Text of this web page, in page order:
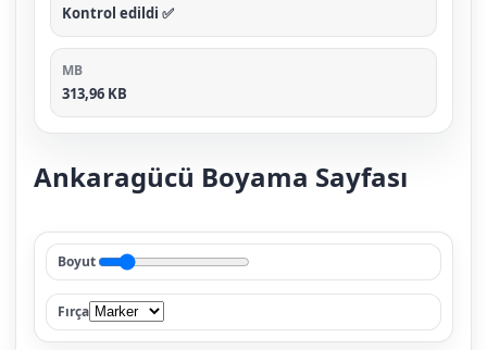
Kontrol edildi ✅
MB
313,96 KB
Ankaragücü Boyama Sayfası
Boyut
Fırça